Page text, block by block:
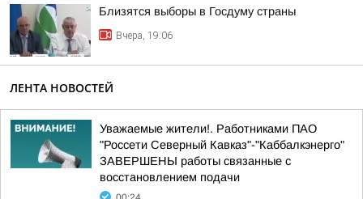
Близятся выборы в Госдуму страны
Вчера, 19:06
ЛЕНТА НОВОСТЕЙ
Уважаемые жители!. Работниками ПАО
"Россети Северный Кавказ"-"Каббалкэнерго"
ЗАВЕРШЕНЫ работы связанные с
восстановлением подачи